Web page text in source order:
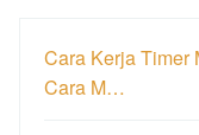
Cara Kerja Timer
Cara M…